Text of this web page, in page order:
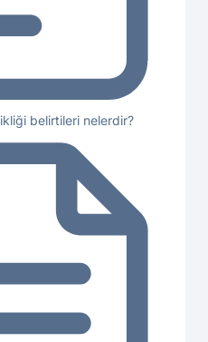
belirtileri nelerdir?